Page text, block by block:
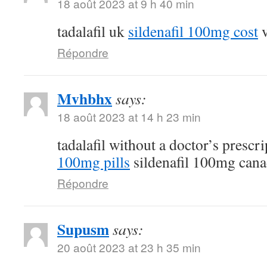
18 août 2023 at 9 h 40 min
tadalafil uk sildenafil 100mg cost
Répondre
Mvhbhxsays:
18 août 2023 at 14 h 23 min
tadalafil without a doctor’s
100mg pills sildenafil 100mg
Répondre
Supusmsays:
20 août 2023 at 23 h 35 min